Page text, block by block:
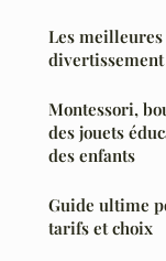
Les meilleures
divertissement
Montessori,
des jouets
des enfants
Guide ultime
tarifs et choix